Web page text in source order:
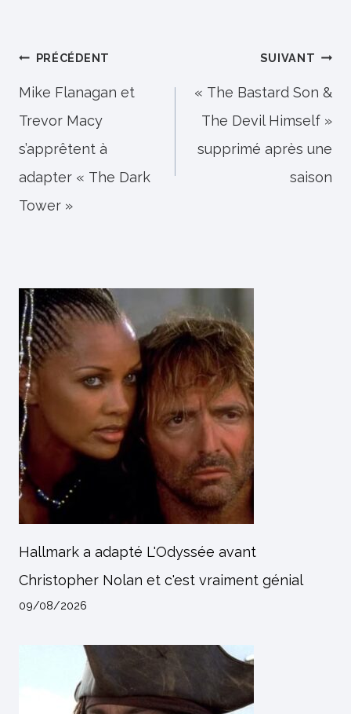
Navigation
de
l’article
PRÉCÉDENT
Mike Flanagan et
Trevor Macy
s’apprêtent à
adapter « The Dark
Tower »
SUIVANT
« The Bastard Son &
The Devil Himself »
supprimé après une
saison
Hallmark a adapté L'Odyssée avant
Christopher Nolan et c'est vraiment génial
09/08/2026